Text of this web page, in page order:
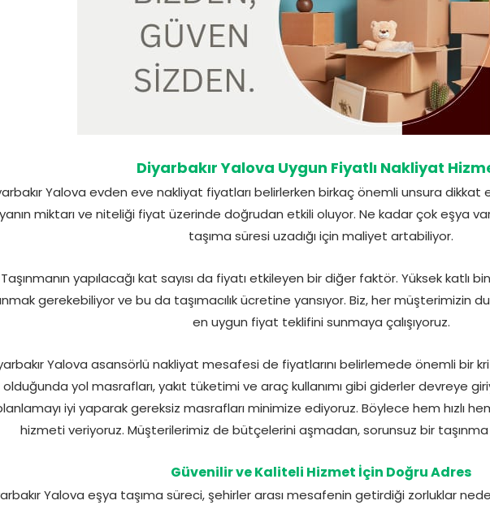
Diyarbakır Yalova Uygun Fiyatlı Nakliyat
Yalova evden eve nakliyat fiyatları belirlerken birkaç önemli unsura dikkat
miktarı ve niteliği fiyat üzerinde doğrudan etkili oluyor. Ne kadar çok eşya
taşıma süresi uzadığı için maliyet artabiliyor.
Taşınmanın yapılacağı kat sayısı da fiyatı etkileyen bir diğer faktör. Yüksek katlı
gerekebiliyor ve bu da taşımacılık ücretine yansıyor. Biz, her müşterimizin
en uygun fiyat teklifini sunmaya çalışıyoruz.
Yalova asansörlü nakliyat mesafesi de fiyatlarını belirlemede önemli bir
olduğunda yol masrafları, yakıt tüketimi ve araç kullanımı gibi giderler devreye
iyi yaparak gereksiz masrafları minimize ediyoruz. Böylece hem hızlı
hizmeti veriyoruz. Müşterilerimiz de bütçelerini aşmadan, sorunsuz bir
Güvenilir ve Kaliteli Hizmet İçin Doğru Adres
Yalova eşya taşıma süreci, şehirler arası mesafenin getirdiği zorluklar